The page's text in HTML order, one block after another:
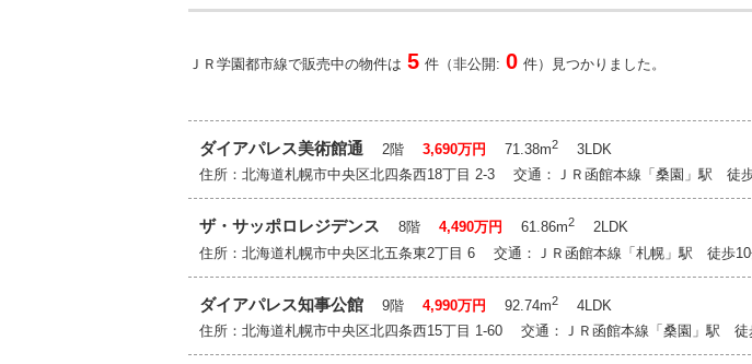
ＪＲ学園都市線で販売中の物件は 5 件（非公開: 0 件）見つかりました。
ダイアパレス美術館通 2階 3,690万円 71.38m2
3LDK
住所：北海道札幌市中央区北四条西18丁目 2-3 交通：ＪＲ函館本線「桑園」駅 徒
ザ・サッポロレジデンス 8階 4,490万円 61.86m2
2LDK
住所：北海道札幌市中央区北五条東2丁目 6 交通：ＪＲ函館本線「札幌」駅 徒歩
ダイアパレス知事公館 9階 4,990万円 92.74m2
4LDK
住所：北海道札幌市中央区北四条西15丁目 1-60 交通：ＪＲ函館本線「桑園」駅